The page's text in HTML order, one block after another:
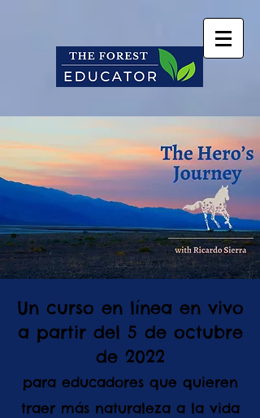
Un curso en línea en vivo
a partir del 5 de octubre
de 2022
para educadores que quieren
traer más naturaleza a la vida